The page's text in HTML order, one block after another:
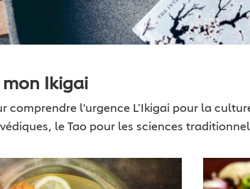
mon Ikigai
comprendre l'urgence L’Ikigai pour la
le Tao pour les sciences